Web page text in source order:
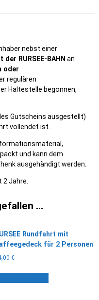
nebst einer
RURSEE-BAHN an
oder
regulären
Haltestelle begonnen,
Gutscheins ausgestellt)
vollendet ist.
und kann dem
ausgehändigt werden.
2 Jahre.
…
Rundfahrt mit
für 2 Personen
€